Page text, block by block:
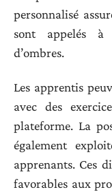
personnalisé
sont appelés à
d’ombres.
Les apprentis
avec des
plateforme. La
également
apprenants. Ces
favorables aux